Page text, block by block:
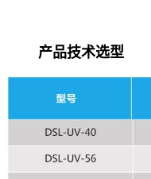
产品技术选型